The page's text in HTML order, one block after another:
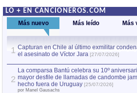
LO + EN CANCIONEROS.COM
Más nuevo Más leído Más
1 Capturan en Chile al último exmilitar
el asesinato de Víctor Jara [27/07/2026]
2
La comparsa Bantú celebra su 10º
mayor desfile de llamadas de candombe
hecho fuera de Uruguay [25/07/2026]
por Manel Gausachs